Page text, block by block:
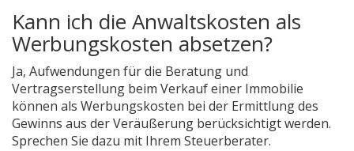
Kann ich die Anwaltskosten als
Werbungskosten absetzen?
Ja, Aufwendungen für die Beratung und
Vertragserstellung beim Verkauf einer Immobilie
können als Werbungskosten bei der Ermittlung des
Gewinns aus der Veräußerung berücksichtigt werden.
Sprechen Sie dazu mit Ihrem Steuerberater.